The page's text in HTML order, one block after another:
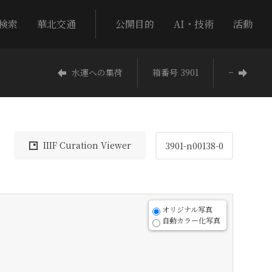
索 華北交通 公開目的 AI・技術 活動
水運への集荷 箱番号 3901 −
IIIF Curation Viewer 3901-n00138-0
オリジナル写真
自動カラー化写真